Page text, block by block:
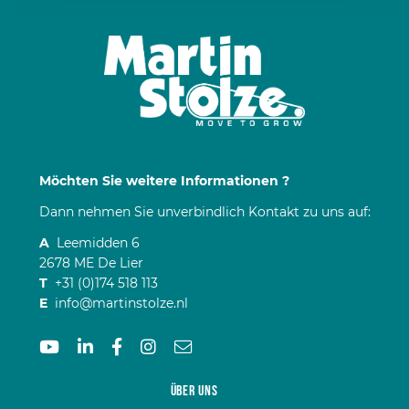
Möchten Sie weitere Informationen ?
Dann nehmen Sie unverbindlich Kontakt zu uns auf:
ALeemidden 6
2678 ME De Lier
T+31 (0)174 518 113
Einfo@martinstolze.nl
Über uns